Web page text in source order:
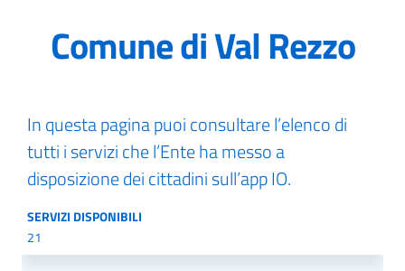
Comune di Val Rezzo
In questa pagina puoi consultare l’elenco di
tutti i servizi che l’Ente ha messo a
disposizione dei cittadini sull’app IO.
SERVIZI DISPONIBILI
21